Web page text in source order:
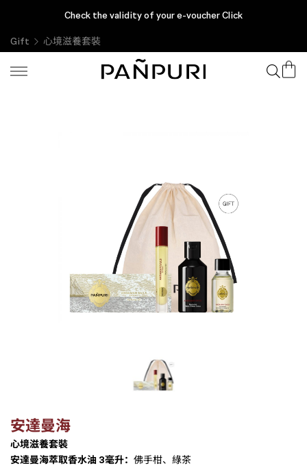
Check the validity of your e-voucher Click
Gift
心境滋養套裝
安達曼海
心境滋養套裝
安達曼海萃取香水油 3毫升： 佛手柑、綠茶